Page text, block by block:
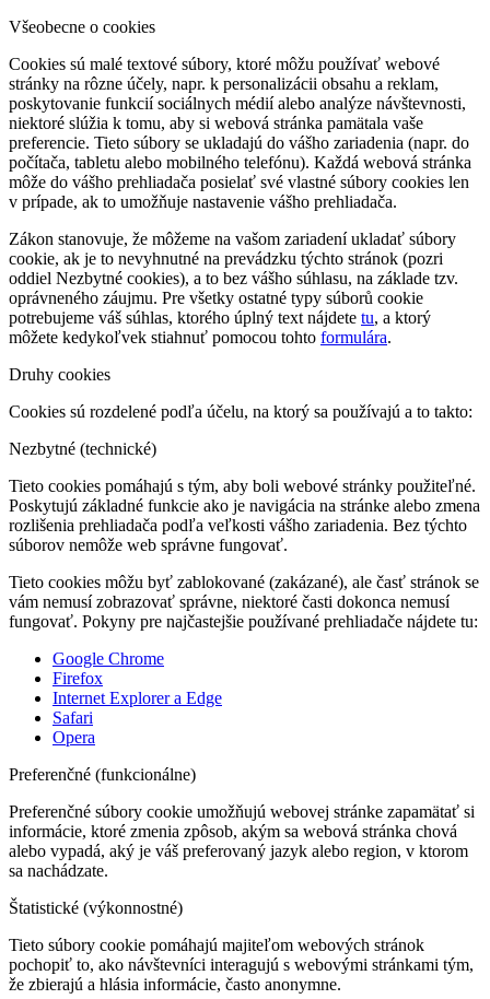
Všeobecne o cookies
Cookies sú malé textové súbory, ktoré môžu používať webové
stránky na rôzne účely, napr. k personalizácii obsahu a reklam,
poskytovanie funkcií sociálnych médií alebo analýze návštevnosti,
niektoré slúžia k tomu, aby si webová stránka pamätala vaše
preferencie. Tieto súbory se ukladajú do vášho zariadenia (napr. do
počítača, tabletu alebo mobilného telefónu). Každá webová stránka
môže do vášho prehliadača posielať své vlastné súbory cookies len
v prípade, ak to umožňuje nastavenie vášho prehliadača.
Zákon stanovuje, že môžeme na vašom zariadení ukladať súbory
cookie, ak je to nevyhnutné na prevádzku týchto stránok (pozri
oddiel Nezbytné cookies), a to bez vášho súhlasu, na základe tzv.
oprávneného záujmu. Pre všetky ostatné typy súborů cookie
potrebujeme váš súhlas, ktorého úplný text nájdete tu, a ktorý
môžete kedykoľvek stiahnuť pomocou tohto formulára.
Druhy cookies
Cookies sú rozdelené podľa účelu, na ktorý sa používajú a to takto:
Nezbytné (technické)
Tieto cookies pomáhajú s tým, aby boli webové stránky použiteľné.
Poskytujú základné funkcie ako je navigácia na stránke alebo zmena
rozlišenia prehliadača podľa veľkosti vášho zariadenia. Bez týchto
súborov nemôže web správne fungovať.
Tieto cookies môžu byť zablokované (zakázané), ale časť stránok se
vám nemusí zobrazovať správne, niektoré časti dokonca nemusí
fungovať. Pokyny pre najčastejšie používané prehliadače nájdete tu:
Google Chrome
Firefox
Internet Explorer a Edge
Safari
Opera
Preferenčné (funkcionálne)
Preferenčné súbory cookie umožňujú webovej stránke zapamätať si
informácie, ktoré zmenia zpôsob, akým sa webová stránka chová
alebo vypadá, aký je váš preferovaný jazyk alebo region, v ktorom
sa nachádzate.
Štatistické (výkonnostné)
Tieto súbory cookie pomáhajú majiteľom webových stránok
pochopiť to, ako návštevníci interagujú s webovými stránkami tým,
že zbierajú a hlásia informácie, často anonymne.